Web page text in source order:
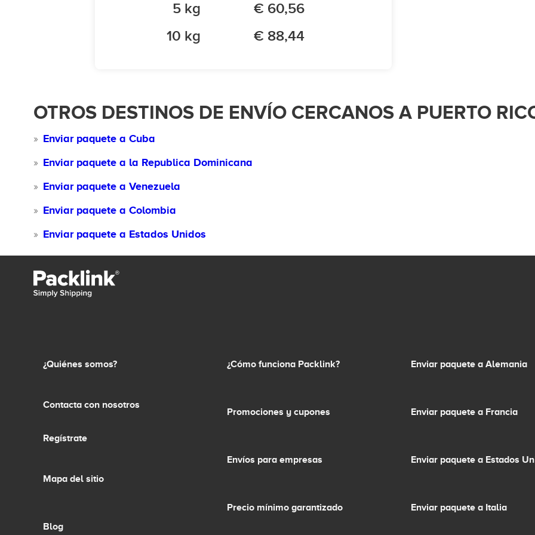
5 kg
€ 60,56
10 kg
€ 88,44
OTROS DESTINOS DE ENVÍO CERCANOS A PUERTO
Enviar paquete a Cuba
Enviar paquete a la Republica Dominicana
Enviar paquete a Venezuela
Enviar paquete a Colombia
Enviar paquete a Estados Unidos
¿Quiénes somos?
Contacta con nosotros
Regístrate
Mapa del sitio
Blog
¿Cómo funciona Packlink?
Promociones y cupones
Envíos para empresas
Precio mínimo garantizado
Enviar paquete a Alemania
Enviar paquete a Francia
Enviar paquete a Estados
Enviar paquete a Italia